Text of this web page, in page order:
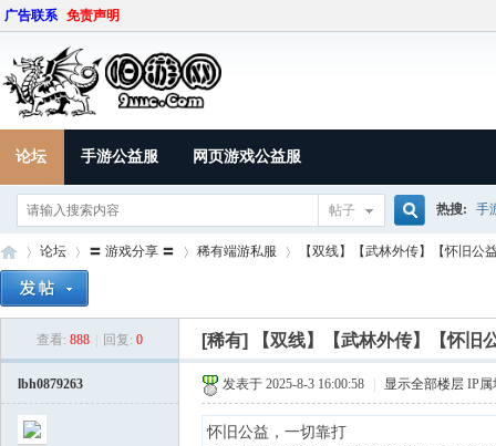
广告联系 免责声明
论坛 手游公益服 网页游戏公益服
帖子
搜
索
热搜: 手
论坛
›
〓 游戏分享 〓 稀有端游私服
›
【双线】【武林外传】【怀旧公
查看: 888 回复: 0 [稀有] 【双线】【武林外传】【怀旧
lbh0879263 发表于 2025-8-3 16:00:58 显示全部楼层 IP属
怀旧公益，一切靠打